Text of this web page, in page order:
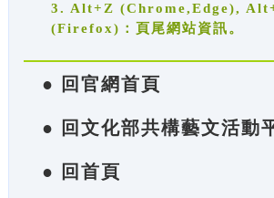
3. Alt+Z (Chrome,Edge),
(Firefox)：頁尾網站資訊。
● 回官網首頁
● 回文化部共構藝文活動
● 回首頁